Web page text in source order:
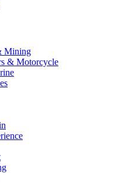
Mining
& Motorcycle